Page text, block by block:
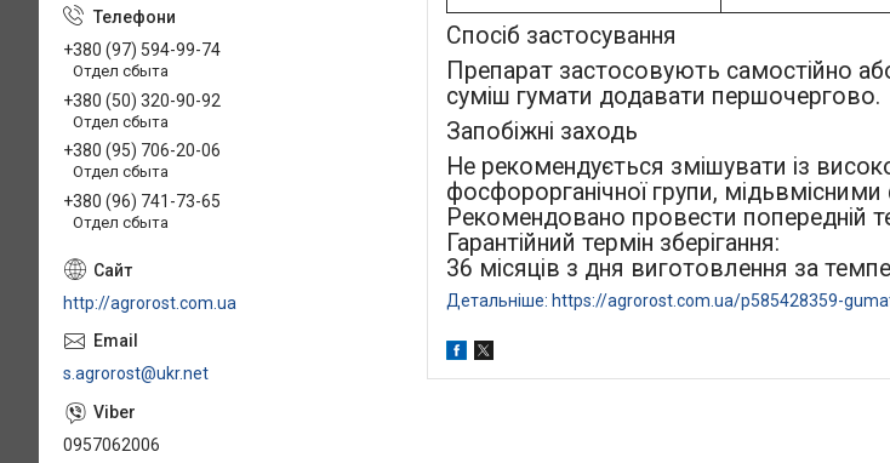
Спосіб застосування
Препарат застосовують самостійно
суміш гумати додавати першочергово.
Запобіжні заходь
Не рекомендується змішувати із
фосфорорганічної групи, мідьвмісними
Рекомендовано провести попередній
Гарантійний термін зберігання:
36 місяців з дня виготовлення за
Детальніше: https://agrorost.com.ua/p585428359-
+380 (97) 594-99-74
Отдел сбыта
+380 (50) 320-90-92
Отдел сбыта
+380 (95) 706-20-06
Отдел сбыта
+380 (96) 741-73-65
Отдел сбыта
http://agrorost.com.ua
s.agrorost@ukr.net
0957062006